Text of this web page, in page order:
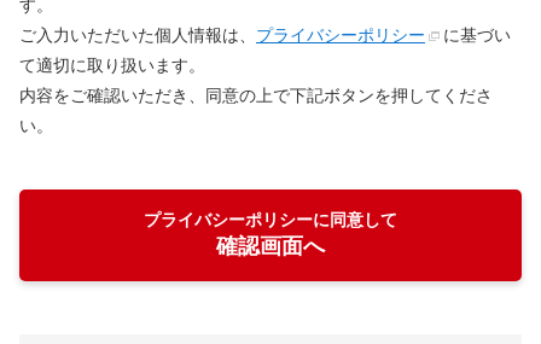
す。
ご入力いただいた個人情報は、 プライバシーポリシー
に基づい
て適切に取り扱います。
内容をご確認いただき、同意の上で下記ボタンを押してくださ
い。
プライバシーポリシーに同意して
確認画面へ